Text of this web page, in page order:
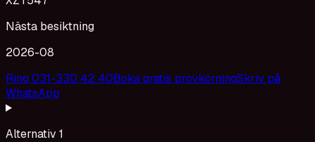
Nästa besiktning
2026-08
Ring 031-330 42 40Boka gratis provkörningSkriv på
WhatsApp
Alternativ 1